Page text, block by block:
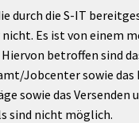
durch die S-IT
Es ist von einem
betroffen sind
Jobcenter sowie das
sowie das Versenden
sind nicht möglich.